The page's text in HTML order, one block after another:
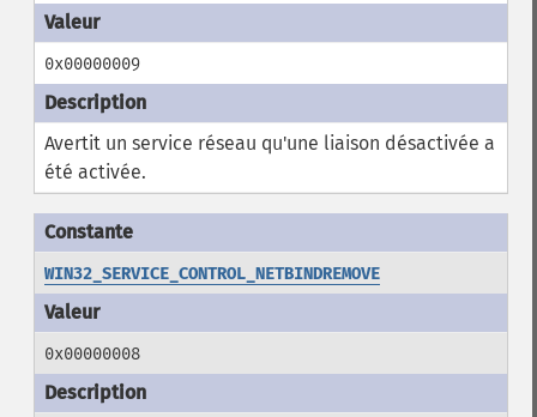
0x00000009
Avertit un service réseau qu'une liaison désactivée a
été activée.
WIN32_SERVICE_CONTROL_NETBINDREMOVE
0x00000008